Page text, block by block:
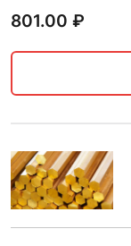
801.00 ₽